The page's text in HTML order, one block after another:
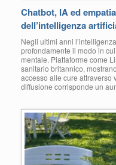
Chatbot, IA ed
dell’intelligenza
Negli ultimi anni
profondamente il modo in
mentale. Piattaforme come
sanitario britannico,
accesso alle cure attraverso
diffusione corrisponde un